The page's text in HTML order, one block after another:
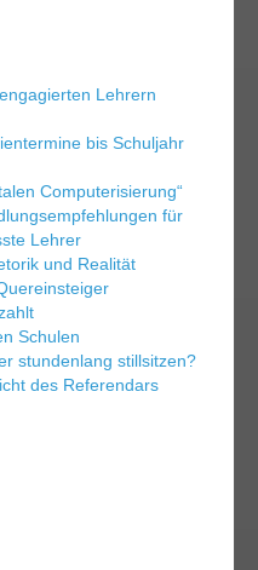
Lehrern
bis Schuljahr
Computerisierung“
für
Lehrer
und Realität
Schulen
stundenlang stillsitzen?
des Referendars